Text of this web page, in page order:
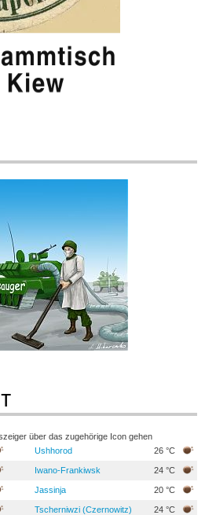
über das zugehörige Icon gehen
Ushhorod 26 °C
Iwano-Frankiwsk 24 °C
Jassinja 20 °C
Tscherniwzi (Czernowitz) 24 °C